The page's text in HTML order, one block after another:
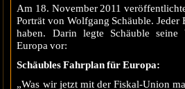
Am 18. November 2011
Porträt von Wolfgang Schäuble. Jeder
haben. Darin legte Schäuble
Europa vor:
Schäubles Fahrplan für Europa:
„Was wir jetzt mit der Fiskal-Union